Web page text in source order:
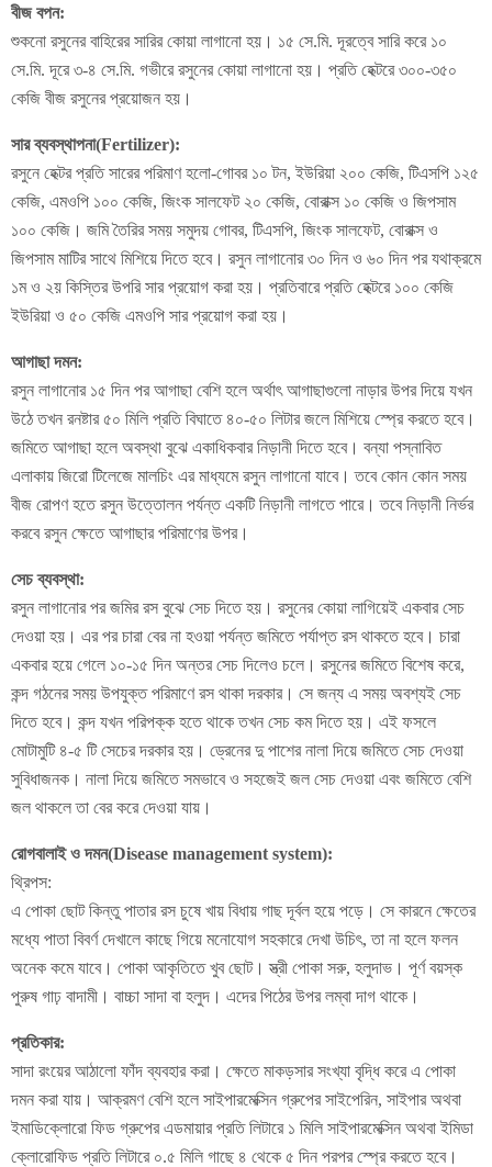
বীজ বপন:
শুকনো রসুনের বাহিরের সারির কোয়া লাগানো হয়। ১৫ সে.মি. দূরত্বে সারি করে ১০
সে.মি. দূরে ৩-৪ সে.মি. গভীরে রসুনের কোয়া লাগানো হয়। প্রতি হেক্টরে ৩০০-৩৫০
কেজি বীজ রসুনের প্রয়োজন হয়।
সার ব্যবস্থাপনা(Fertilizer):
রসুনে হেক্টর প্রতি সারের পরিমাণ হলো-গোবর ১০ টন, ইউরিয়া ২০০ কেজি, টিএসপি ১২৫
কেজি, এমওপি ১০০ কেজি, জিংক সালফেট ২০ কেজি, বোরাক্স ১০ কেজি ও জিপসাম
১০০ কেজি। জমি তৈরির সময় সমুদয় গোবর, টিএসপি, জিংক সালফেট, বোরাক্স ও
জিপসাম মাটির সাথে মিশিয়ে দিতে হবে। রসুন লাগানোর ৩০ দিন ও ৬০ দিন পর যথাক্রমে
১ম ও ২য় কিস্তির উপরি সার প্রয়োগ করা হয়। প্রতিবারে প্রতি হেক্টরে ১০০ কেজি
ইউরিয়া ও ৫০ কেজি এমওপি সার প্রয়োগ করা হয়।
আগাছা দমন:
রসুন লাগানোর ১৫ দিন পর আগাছা বেশি হলে অর্থাৎ আগাছাগুলো নাড়ার উপর দিয়ে যখন
উঠে তখন রনষ্টার ৫০ মিলি প্রতি বিঘাতে ৪০-৫০ লিটার জলে মিশিয়ে স্প্রে করতে হবে।
জমিতে আগাছা হলে অবস্থা বুঝে একাধিকবার নিড়ানী দিতে হবে। বন্যা পস্নাবিত
এলাকায় জিরো টিলেজে মালচিং এর মাধ্যমে রসুন লাগানো যাবে। তবে কোন কোন সময়
বীজ রোপণ হতে রসুন উত্তোলন পর্যন্ত একটি নিড়ানী লাগতে পারে। তবে নিড়ানী নির্ভর
করবে রসুন ক্ষেতে আগাছার পরিমাণের উপর।
সেচ ব্যবস্থা:
রসুন লাগানোর পর জমির রস বুঝে সেচ দিতে হয়। রসুনের কোয়া লাগিয়েই একবার সেচ
দেওয়া হয়। এর পর চারা বের না হওয়া পর্যন্ত জমিতে পর্যাপ্ত রস থাকতে হবে। চারা
একবার হয়ে গেলে ১০-১৫ দিন অন্তর সেচ দিলেও চলে। রসুনের জমিতে বিশেষ করে,
কন্দ গঠনের সময় উপযুক্ত পরিমাণে রস থাকা দরকার। সে জন্য এ সময় অবশ্যই সেচ
দিতে হবে। কন্দ যখন পরিপক্ক হতে থাকে তখন সেচ কম দিতে হয়। এই ফসলে
মোটামুটি ৪-৫ টি সেচের দরকার হয়। ড্রেনের দু পাশের নালা দিয়ে জমিতে সেচ দেওয়া
সুবিধাজনক। নালা দিয়ে জমিতে সমভাবে ও সহজেই জল সেচ দেওয়া এবং জমিতে বেশি
জল থাকলে তা বের করে দেওয়া যায়।
রোগবালাই ও দমন(Disease management system):
থ্রিপস:
এ পোকা ছোট কিন্তু পাতার রস চুষে খায় বিধায় গাছ দূর্বল হয়ে পড়ে। সে কারনে ক্ষেতের
মধ্যে পাতা বিবর্ণ দেখালে কাছে গিয়ে মনোযোগ সহকারে দেখা উচিৎ, তা না হলে ফলন
অনেক কমে যাবে। পোকা আকৃতিতে খুব ছোট। স্ত্রী পোকা সরু, হলুদাভ। পূর্ণ বয়স্ক
পুরুষ গাঢ় বাদামী। বাচ্চা সাদা বা হলুদ। এদের পিঠের উপর লম্বা দাগ থাকে।
প্রতিকার:
সাদা রংয়ের আঠালো ফাঁদ ব্যবহার করা। ক্ষেতে মাকড়সার সংখ্যা বৃদ্ধি করে এ পোকা
দমন করা যায়। আক্রমণ বেশি হলে সাইপারমেক্সিন গ্রুপের সাইপেরিন, সাইপার অথবা
ইমাডিক্লোরো ফিড গ্রুপের এডমায়ার প্রতি লিটারে ১ মিলি সাইপারমেক্সিন অথবা ইমিডা
ক্লোরোফিড প্রতি লিটারে ০.৫ মিলি গাছে ৪ থেকে ৫ দিন পরপর স্প্রে করতে হবে।